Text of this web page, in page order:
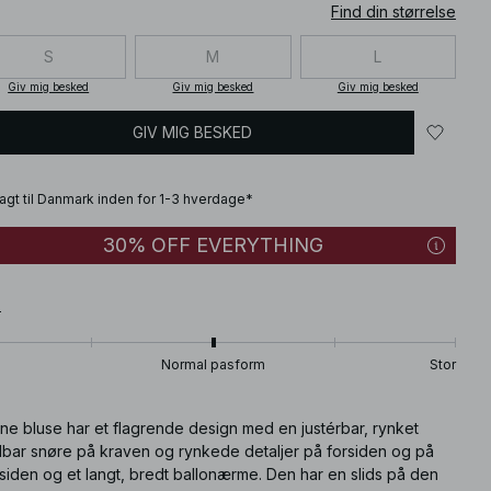
Find din størrelse
S
Giv mig besked
M
Giv mig besked
L
Giv mig besked
GIV MIG BESKED
til Danmark inden for 1-3 hverdage*
30% OFF EVERYTHING
Normal pasform Stor
bluse har et flagrende design med en justérbar, rynket
snøre på kraven og rynkede detaljer på forsiden og på
og et langt, bredt ballonærme. Den har en slids på den